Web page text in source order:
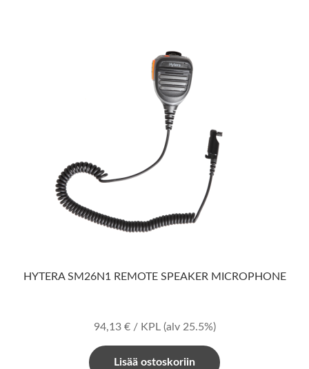
HYTERA SM26N1 REMOTE SPEAKER MICROPHONE
94,13 €/ KPL (alv 25.5%)
Lisää ostoskoriin